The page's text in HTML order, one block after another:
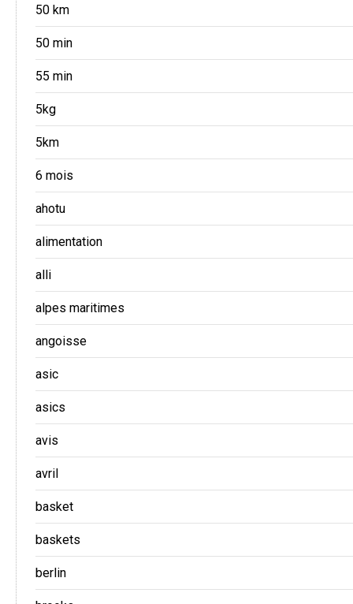
50 km
50 min
55 min
5kg
5km
6 mois
ahotu
alimentation
alli
alpes maritimes
angoisse
asic
asics
avis
avril
basket
baskets
berlin